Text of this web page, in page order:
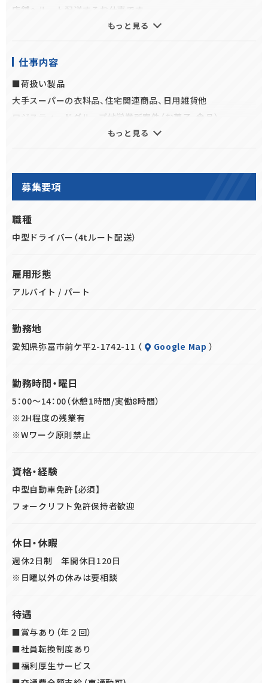
店舗へルート配送するお仕事です。
ートや手順を覚えていただきますので未経験の方・ブランクが
ある方も安心してご応募ください
◆安全運転の支援
ドライバーさんの安心・安全を第一に最新の安全設備を完備し
た車両に乗車していただきます。
す。
・入社3か月以降、社員へ転換のチャンスがあります。
もっと見る
仕事内容
■荷扱い製品
大手スーパーの衣料品、住宅関連商品、日用雑貨他
ロジスティードグループ他営業所案件（お菓子、食品）
①主にカゴ車に積み付けされた商品を各店舗へ配送する作業
②ベンダーでの集荷作業（手積み⇒卸し時ソーター投入一部あ
り）
※ベンダー様によってはカゴもしくはパレット積みあり
■その他付随する作業
空マテハン、リサイクル回収業務
もっと見る
募集要項
職種
中型ドライバー（4tルート配送）
雇用形態
アルバイト / パート
勤務地
愛知県弥富市前ケ平2-1742-11 （ Google Map ）
勤務時間・曜日
5：00～14：00（休憩1時間/実働8時間）
※2H程度の残業有
※Wワーク原則禁止
資格・経験
中型自動車免許【必須】
フォークリフト免許保持者歓迎
休日・休暇
週休2日制 年間休日120日
※日曜以外の休みは要相談
待遇
■賞与あり（年２回）
■社員転換制度あり
■福利厚生サービス